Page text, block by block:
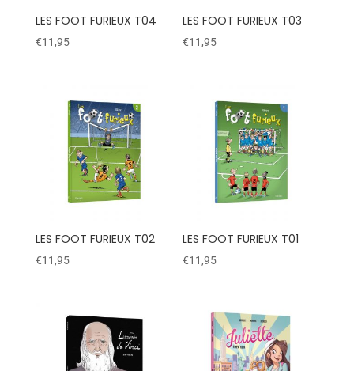
LES FOOT FURIEUX T04
€11,95
LES FOOT FURIEUX T03
€11,95
LES FOOT FURIEUX T02
€11,95
LES FOOT FURIEUX T01
€11,95